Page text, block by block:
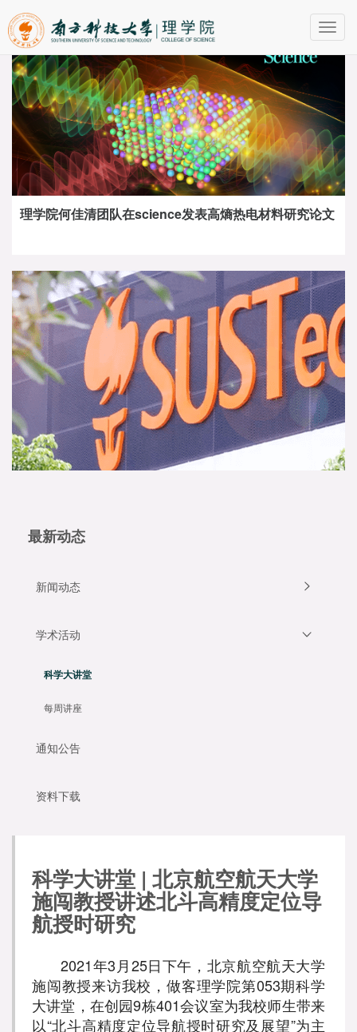
理学院何佳清团队在science发表高熵热电材料研究论文
最新动态
新闻动态
学术活动
科学大讲堂
每周讲座
通知公告
资料下载
科学大讲堂 | 北京航空航天大学
施闯教授讲述北斗高精度定位导
航授时研究
2021年3月25日下午，北京航空航天大学
施闯教授来访我校，做客理学院第053期科学
大讲堂，在创园9栋401会议室为我校师生带来
以“北斗高精度定位导航授时研究及展望”为主